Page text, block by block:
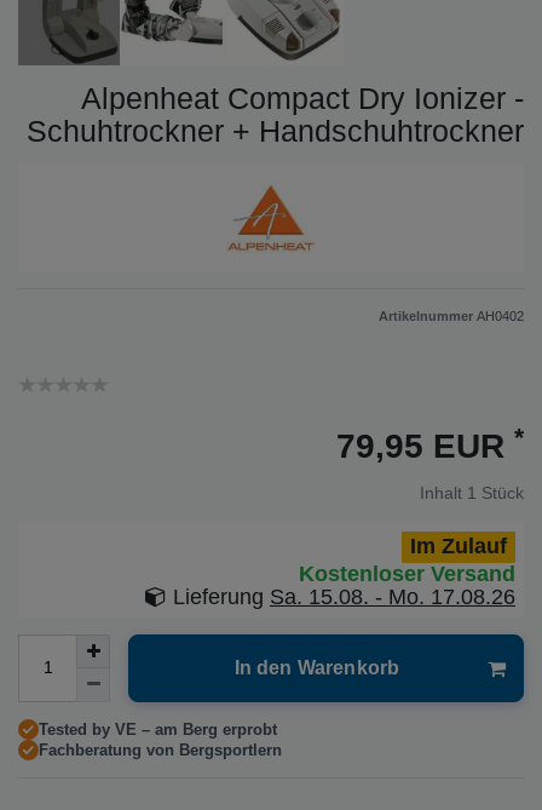
Alpenheat Compact Dry Ionizer -
Schuhtrockner + Handschuhtrockner
Artikelnummer AH0402
79,95 EUR *
Inhalt 1 Stück
Im Zulauf
Kostenloser Versand
Lieferung Sa. 15.08. - Mo. 17.08.26
In den Warenkorb
Tested by VE – am Berg erprobt
Fachberatung von Bergsportlern